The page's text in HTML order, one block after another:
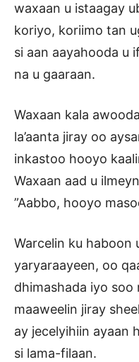
waxaan u istaagay
koriyo, koriimo tan
si aan aayahooda u
na u gaaraan.
Waxaan kala
la’aanta jiray oo
inkastoo hooyo
Waxaan aad u
”Aabbo, hooyo
Warcelin ku haboon
yaryaraayeen, oo
dhimashada iyo soo
maaweelin jiray
ay jecelyihiin ayaan
si lama-filaan.